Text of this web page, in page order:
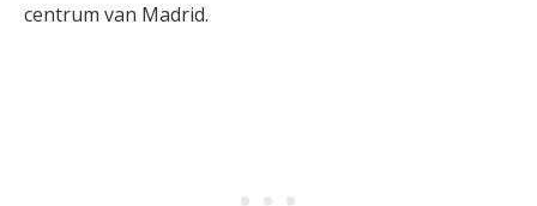
centrum van Madrid.